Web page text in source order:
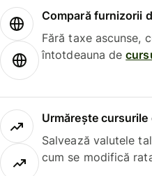
Compară furnizorii
Fără taxe ascunse,
întotdeauna de
Urmărește
Salvează valutele
cum se modifică